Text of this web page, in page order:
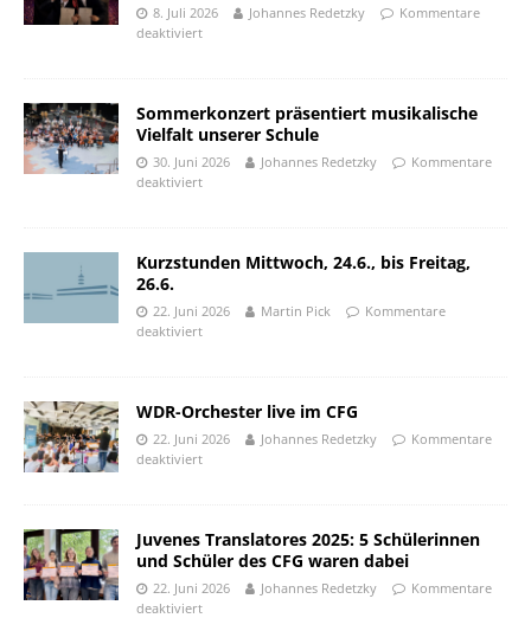
8. Juli 2026 Johannes Redetzky
Kommentare
deaktiviert
Sommerkonzert präsentiert musikalische
Vielfalt unserer Schule
30. Juni 2026 Johannes Redetzky
Kommentare
deaktiviert
Kurzstunden Mittwoch, 24.6., bis Freitag,
26.6.
22. Juni 2026 Martin Pick
Kommentare
deaktiviert
WDR-Orchester live im CFG
22. Juni 2026 Johannes Redetzky
Kommentare
deaktiviert
Juvenes Translatores 2025: 5 Schülerinnen
und Schüler des CFG waren dabei
22. Juni 2026 Johannes Redetzky
Kommentare
deaktiviert